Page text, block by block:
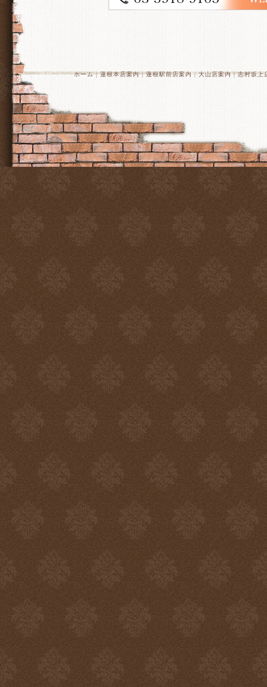
ホーム｜蓮根本店案内｜蓮根駅前店案内｜大山店案内｜志村坂上